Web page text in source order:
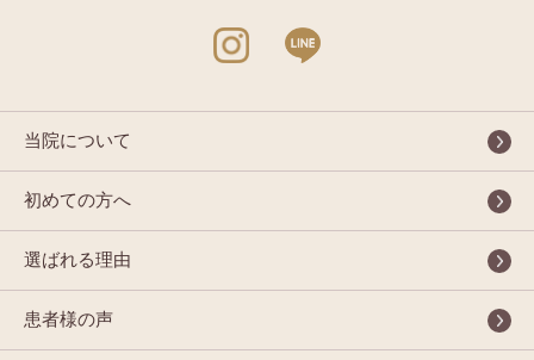
当院について
初めての方へ
選ばれる理由
患者様の声